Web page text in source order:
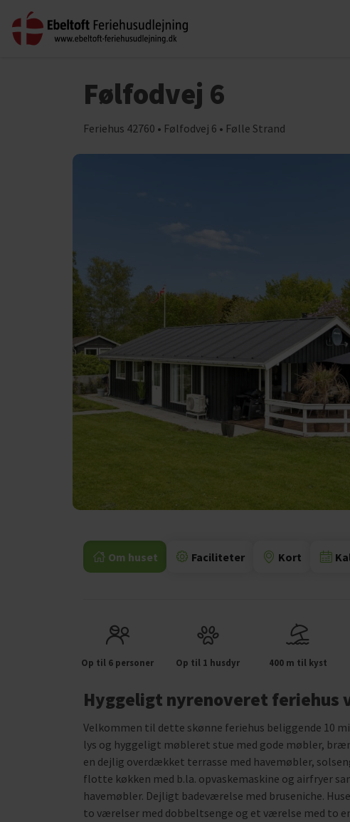
Følfodvej 6
Feriehus 42760 • Følfodvej 6 • Følle Strand
Om huset Faciliteter Kort
Op til 6 personer Op til 1 husdyr 400 m til kyst
Hyggeligt nyrenoveret feriehus
Velkommen til dette skønne feriehus beliggende 10
lys og hyggeligt møbleret stue med gode møbler,
en dejlig overdækket terrasse med havemøbler,
flotte køkken med b.la. opvaskemaskine og airfryer
havemøbler. Dejligt badeværelse med bruseniche.
to værelser med dobbeltsenge og et værelse med to